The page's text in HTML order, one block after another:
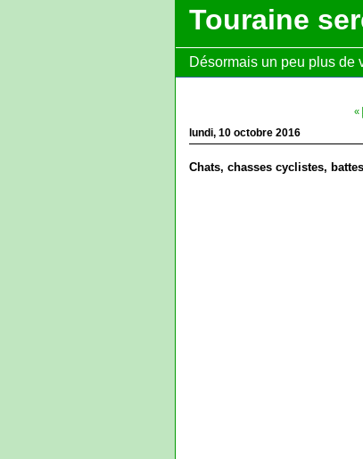
Touraine
Désormais un peu plus de
«
lundi, 10 octobre 2016
Chats, chasses cyclistes,